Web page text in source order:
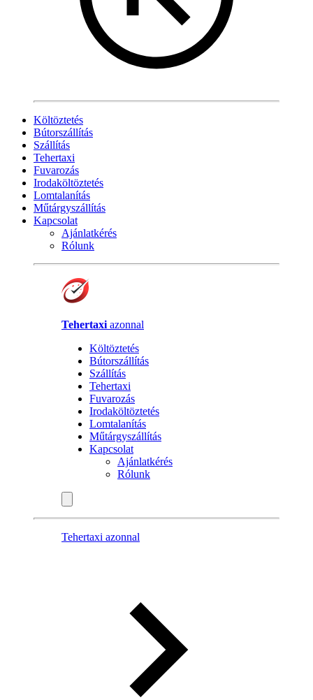
Költöztetés
Bútorszállítás
Szállítás
Tehertaxi
Fuvarozás
Irodaköltöztetés
Lomtalanítás
Műtárgyszállítás
Kapcsolat
Ajánlatkérés
Rólunk
Tehertaxi azonnal
Költöztetés
Bútorszállítás
Szállítás
Tehertaxi
Fuvarozás
Irodaköltöztetés
Lomtalanítás
Műtárgyszállítás
Kapcsolat
Ajánlatkérés
Rólunk
Tehertaxi azonnal